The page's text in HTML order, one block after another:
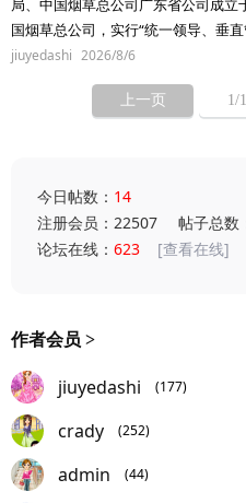
国烟草总公司，实行“统一领导、垂直
jiuyedashi 2026/8/6
上一页 1/
今日帖数： 14
注册会员：22507
帖子总数
论坛在线： 623 [查看在线]
作者会员 >
jiuyedashi (177)
crady (252)
admin (44)